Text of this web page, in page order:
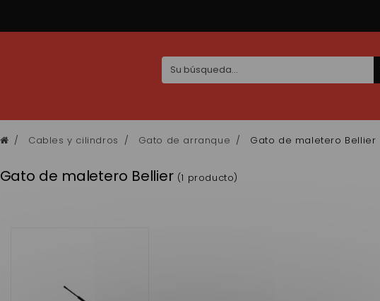
Cables y cilindros Gato de arranque Gato de maletero Bellier
Gato de maletero Bellier (1 producto)